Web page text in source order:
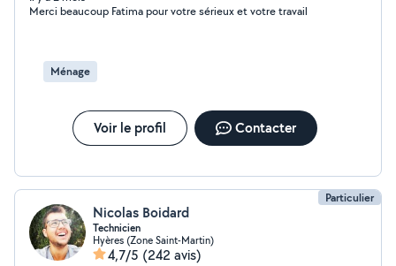
Merci beaucoup Fatima pour votre sérieux et votre travail
Ménage
Voir le profil Contacter
Particulier
Nicolas Boidard
Technicien
Hyères (Zone Saint-Martin)
4,7/5 (242 avis)